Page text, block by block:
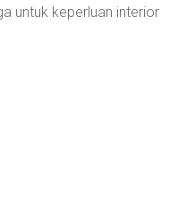
untuk keperluan interior